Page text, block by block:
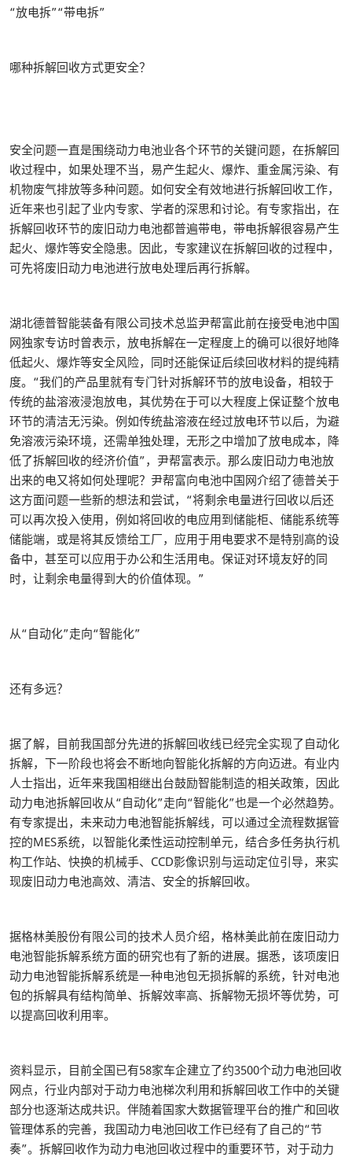
“放电拆”“带电拆”
哪种拆解回收方式更安全？
安全问题一直是围绕动力电池业各个环节的关键问题，在拆解回
收过程中，如果处理不当，易产生起火、爆炸、重金属污染、有
机物废气排放等多种问题。如何安全有效地进行拆解回收工作，
近年来也引起了业内专家、学者的深思和讨论。有专家指出，在
拆解回收环节的废旧动力电池都普遍带电，带电拆解很容易产生
起火、爆炸等安全隐患。因此，专家建议在拆解回收的过程中，
可先将废旧动力电池进行放电处理后再行拆解。
湖北德普智能装备有限公司技术总监尹帮富此前在接受电池中国
网独家专访时曾表示，放电拆解在一定程度上的确可以很好地降
低起火、爆炸等安全风险，同时还能保证后续回收材料的提纯精
度。“我们的产品里就有专门针对拆解环节的放电设备，相较于
传统的盐溶液浸泡放电，其优势在于可以大程度上保证整个放电
环节的清洁无污染。例如传统盐溶液在经过放电环节以后，为避
免溶液污染环境，还需单独处理，无形之中增加了放电成本，降
低了拆解回收的经济价值”，尹帮富表示。那么废旧动力电池放
出来的电又将如何处理呢？尹帮富向电池中国网介绍了德普关于
这方面问题一些新的想法和尝试，“将剩余电量进行回收以后还
可以再次投入使用，例如将回收的电应用到储能柜、储能系统等
储能端，或是将其反馈给工厂，应用于用电要求不是特别高的设
备中，甚至可以应用于办公和生活用电。保证对环境友好的同
时，让剩余电量得到大的价值体现。”
从“自动化”走向“智能化”
还有多远？
据了解，目前我国部分先进的拆解回收线已经完全实现了自动化
拆解，下一阶段也将会不断地向智能化拆解的方向迈进。有业内
人士指出，近年来我国相继出台鼓励智能制造的相关政策，因此
动力电池拆解回收从“自动化”走向“智能化”也是一个必然趋势。
有专家提出，未来动力电池智能拆解线，可以通过全流程数据管
控的MES系统，以智能化柔性运动控制单元，结合多任务执行机
构工作站、快换的机械手、CCD影像识别与运动定位引导，来实
现废旧动力电池高效、清洁、安全的拆解回收。
据格林美股份有限公司的技术人员介绍，格林美此前在废旧动力
电池智能拆解系统方面的研究也有了新的进展。据悉，该项废旧
动力电池智能拆解系统是一种电池包无损拆解的系统，针对电池
包的拆解具有结构简单、拆解效率高、拆解物无损坏等优势，可
以提高回收利用率。
资料显示，目前全国已有58家车企建立了约3500个动力电池回收
网点，行业内部对于动力电池梯次利用和拆解回收工作中的关键
部分也逐渐达成共识。伴随着国家大数据管理平台的推广和回收
管理体系的完善，我国动力电池回收工作已经有了自己的“节
奏”。拆解回收作为动力电池回收过程中的重要环节，对于动力